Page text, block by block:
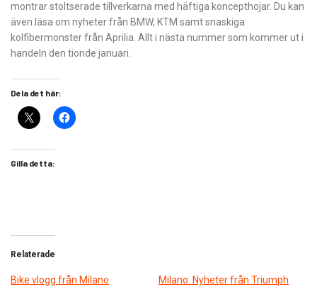
montrar stoltserade tillverkarna med häftiga koncepthojar. Du kan
även läsa om nyheter från BMW, KTM samt snaskiga
kolfibermonster från Aprilia. Allt i nästa nummer som kommer ut i
handeln den tionde januari.
Dela det här:
Gilla detta:
Relaterade
Bike vlogg från Milano
Milano: Nyheter från Triumph